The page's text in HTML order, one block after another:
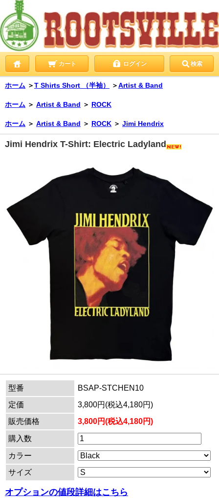
カート ログイン 検索
ホーム ＞T Shirts Short （半袖） ＞Artist & Band
ホーム ＞ Artist & Band ＞ ROCK
ホーム ＞ Artist & Band ＞ ROCK ＞ Jimi Hendrix
Jimi Hendrix T-Shirt: Electric Ladyland
型番
BSAP-STCHEN10
定価
3,800円(税込4,180円)
販売価格
3,800円(税込4,180円)
購入数
カラー
サイズ
オプションの値段詳細はこちら